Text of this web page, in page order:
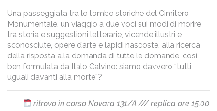
Una passeggiata tra le tombe storiche del Cimitero
Monumentale, un viaggio a due voci sui modi di morire
tra storia e suggestioni letterarie, vicende illustri e
sconosciute, opere d’arte e lapidi nascoste, alla ricerca
della risposta alla domanda di tutte le domande, così
ben formulata da Italo Calvino: siamo davvero “tutti
uguali davanti alla morte”?
ritrovo in corso Novara 131/A /// replica ore 15.00